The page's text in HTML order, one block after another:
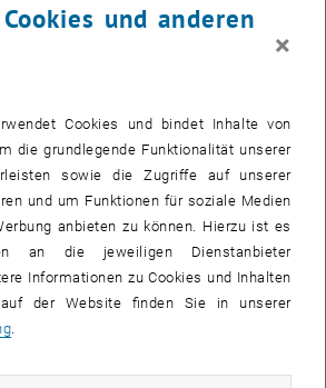
Bild
Eintrag sind erst nach Login sichtbar.
und anderen
×
Cookies und bindet Inhalte von
die grundlegende Funktionalität unserer
sowie die Zugriffe auf unserer
und um Funktionen für soziale Medien
anbieten zu können. Hierzu ist es
an die jeweiligen Dienstanbieter
Informationen zu Cookies und Inhalten
der Website finden Sie in unserer